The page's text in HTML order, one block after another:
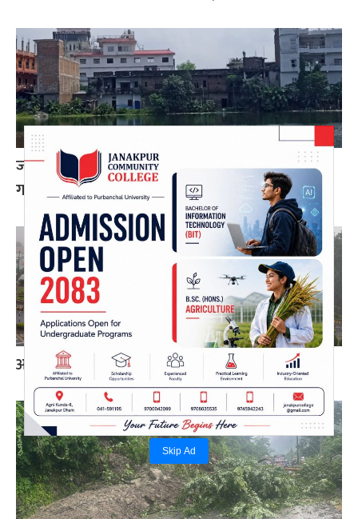
Skip Ad
जनकपुरमा पोखरीको डिल अतिक्रमण गरेर निर्माण
गरिएका घरटहरामा डोजर चल्ने
आज दिनभर कस्तो होला काठमाडौँ उपत्यकाको मौसम